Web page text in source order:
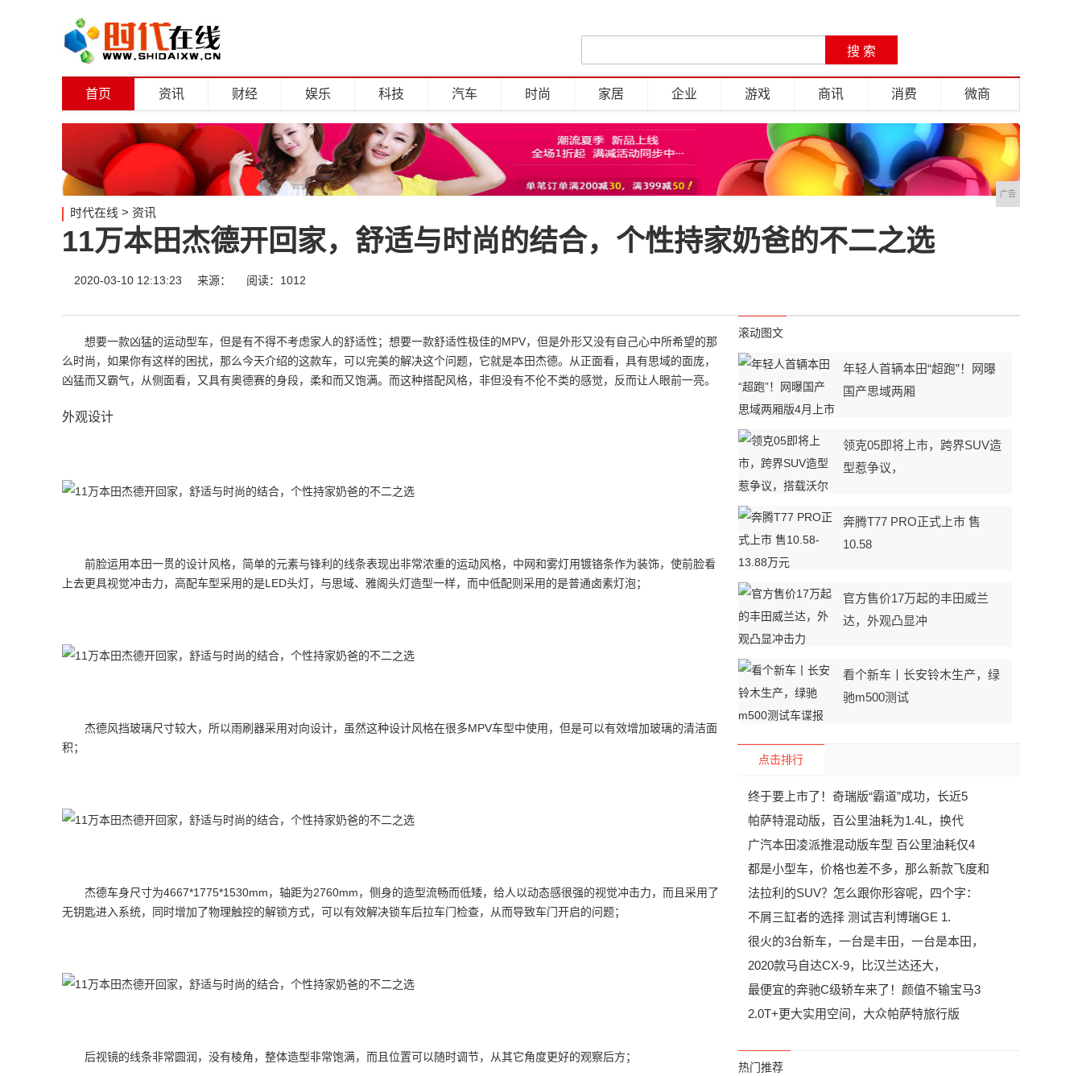
首页 资讯 财经 娱乐 科技 汽车 时尚 家居 企业 游戏 商讯 消费 微商
广告
时代在线 > 资讯
11万本田杰德开回家，舒适与时尚的结合，个性持家奶爸的不二之选
2020-03-10 12:13:23 来源： 阅读：1012
想要一款凶猛的运动型车，但是有不得不考虑家人的舒适性；想要一款舒适性极佳的MPV，但是外形又没有自己心中所希望的那
么时尚，如果你有这样的困扰，那么今天介绍的这款车，可以完美的解决这个问题，它就是本田杰德。从正面看，具有思域的面庞，
凶猛而又霸气，从侧面看，又具有奥德赛的身段，柔和而又饱满。而这种搭配风格，非但没有不伦不类的感觉，反而让人眼前一亮。
外观设计
前脸运用本田一贯的设计风格，简单的元素与锋利的线条表现出非常浓重的运动风格，中网和雾灯用镀铬条作为装饰，使前脸看
上去更具视觉冲击力，高配车型采用的是LED头灯，与思域、雅阁头灯造型一样，而中低配则采用的是普通卤素灯泡；
杰德风挡玻璃尺寸较大，所以雨刷器采用对向设计，虽然这种设计风格在很多MPV车型中使用，但是可以有效增加玻璃的清洁面
积；
杰德车身尺寸为4667*1775*1530mm，轴距为2760mm，侧身的造型流畅而低矮，给人以动态感很强的视觉冲击力，而且采用了
无钥匙进入系统，同时增加了物理触控的解锁方式，可以有效解决锁车后拉车门检查，从而导致车门开启的问题；
后视镜的线条非常圆润，没有棱角，整体造型非常饱满，而且位置可以随时调节，从其它角度更好的观察后方；
滚动图文
年轻人首辆本田“超跑”！网曝
国产思域两厢
领克05即将上市，跨界SUV造
型惹争议，
奔腾T77 PRO正式上市 售
10.58
官方售价17万起的丰田威兰
达，外观凸显冲
看个新车丨长安铃木生产，绿
驰m500测试
点击排行
终于要上市了！奇瑞版“霸道”成功，长近5
帕萨特混动版，百公里油耗为1.4L，换代
广汽本田凌派推混动版车型 百公里油耗仅4
都是小型车，价格也差不多，那么新款飞度和
法拉利的SUV？怎么跟你形容呢，四个字：
不屑三缸者的选择 测试吉利博瑞GE 1.
很火的3台新车，一台是丰田，一台是本田，
2020款马自达CX-9，比汉兰达还大，
最便宜的奔驰C级轿车来了！颜值不输宝马3
2.0T+更大实用空间，大众帕萨特旅行版
热门推荐